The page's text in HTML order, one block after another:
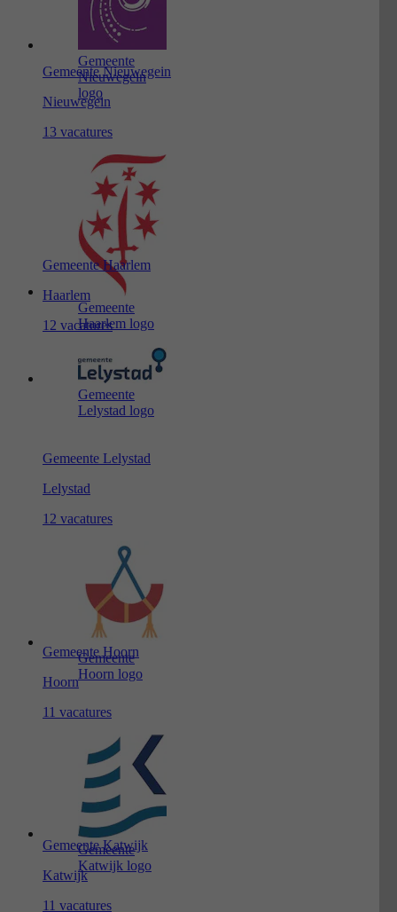
Gemeente
Nieuwegein
logo
Gemeente Nieuwegein
Nieuwegein
13 vacatures
Gemeente
Haarlem logo
Gemeente Haarlem
Haarlem
12 vacatures
Gemeente
Lelystad logo
Gemeente Lelystad
Lelystad
12 vacatures
Gemeente
Hoorn logo
Gemeente Hoorn
Hoorn
11 vacatures
Gemeente
Katwijk logo
Gemeente Katwijk
Katwijk
11 vacatures